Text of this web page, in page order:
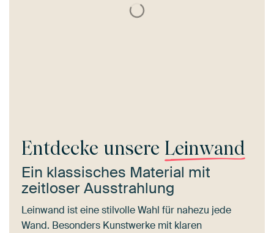
Entdecke unsere Leinwand
Ein klassisches Material mit
zeitloser Ausstrahlung
Leinwand ist eine stilvolle Wahl für nahezu jede
Wand. Besonders Kunstwerke mit klaren